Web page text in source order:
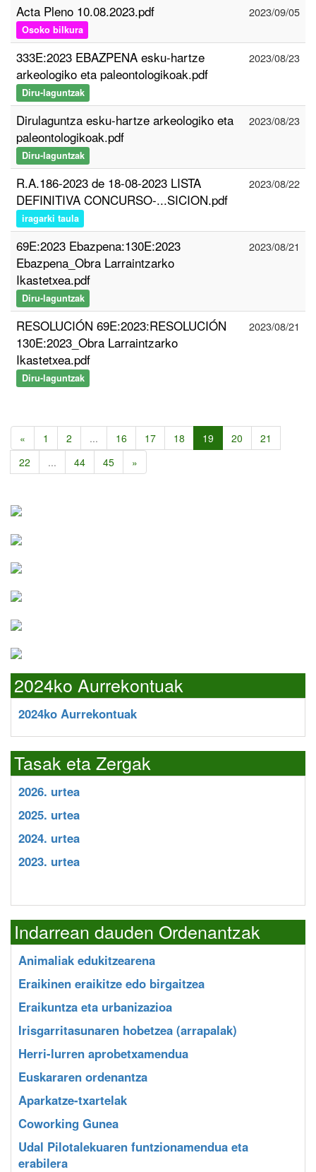
Acta Pleno 10.08.2023.pdf
Osoko bilkura
2023/09/05
333E:2023 EBAZPENA esku-hartze
arkeologiko eta paleontologikoak.pdf
Diru-laguntzak
2023/08/23
Dirulaguntza esku-hartze arkeologiko eta
paleontologikoak.pdf
Diru-laguntzak
2023/08/23
R.A.186-2023 de 18-08-2023 LISTA
DEFINITIVA CONCURSO-...SICION.pdf
iragarki taula
2023/08/22
69E:2023 Ebazpena:130E:2023
Ebazpena_Obra Larraintzarko
Ikastetxea.pdf
Diru-laguntzak
2023/08/21
RESOLUCIÓN 69E:2023:RESOLUCIÓN
130E:2023_Obra Larraintzarko
Ikastetxea.pdf
Diru-laguntzak
2023/08/21
« 1 2 ... 16 17 18 19 20
21
22
... 44 45 »
2024ko Aurrekontuak
2024ko Aurrekontuak
Tasak eta Zergak
2026. urtea
2025. urtea
2024. urtea
2023. urtea
Indarrean dauden Ordenantzak
Animaliak edukitzearena
Eraikinen eraikitze edo birgaitzea
Eraikuntza eta urbanizazioa
Irisgarritasunaren hobetzea (arrapalak)
Herri-lurren aprobetxamendua
Euskararen ordenantza
Aparkatze-txartelak
Coworking Gunea
Udal Pilotalekuaren funtzionamendua eta
erabilera